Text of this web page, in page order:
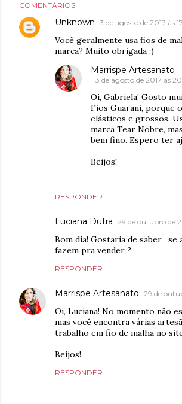
COMENTÁRIOS
Unknown 3 de agosto de 2017 às
Você geralmente usa fios de
marca? Muito obrigada :)
RESPONDER
Marrispe Artesanato
3 de agosto de 2017 às
Oi, Gabriela! Gosto
Fios Guarani, porque
elásticos e grossos.
marca Tear Nobre,
bem fino. Espero ter
Beijos!
Luciana Dutra 29 de outubro de
Bom dia! Gostaria de saber , se
fazem pra vender ?
RESPONDER
Marrispe Artesanato 29 de
Oi, Luciana! No momento não
mas você encontra várias
trabalho em fio de malha no
Beijos!
RESPONDER